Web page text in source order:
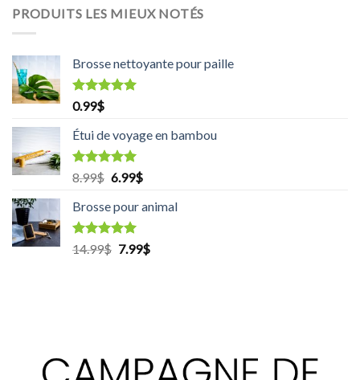
PRODUITS LES MIEUX NOTÉS
Brosse nettoyante pour paille
Rated
out of 5
0.99$
Étui de voyage en bambou
Rated
5.00
out of 5
8.99$ Original
was:
8.99$.
6.99$Current
is:
Brosse pour animal
Rated5.00
out of 5
14.99$ Original
7.99$Current